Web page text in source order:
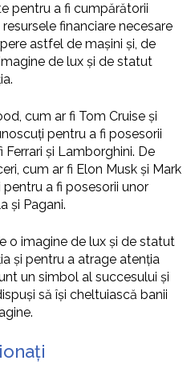
pentru a fi cumpărătorii
financiare necesare
astfel de mașini și, de
de lux și de statut
cum ar fi Tom Cruise și
pentru a fi posesorii
și Lamborghini. De
cum ar fi Elon Musk și Mark
a fi posesorii unor
și Pagani.
o imagine de lux și de statut
și pentru a atrage atenția
un simbol al succesului și
să își cheltuiască banii